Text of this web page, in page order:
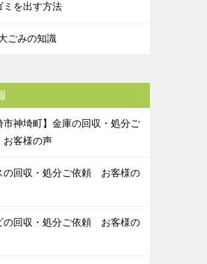
ミを出す方法
ごみの知識
市神埼町】金庫の回収・処分ご
客様の声
の回収・処分ご依頼 お客様の
の回収・処分ご依頼 お客様の